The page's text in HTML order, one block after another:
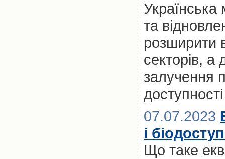
та
розширити
секторів,
залучення
07.07.2023
і
Що таке